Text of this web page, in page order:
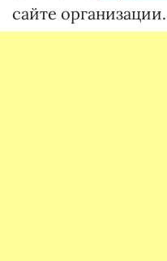
сайте организации.